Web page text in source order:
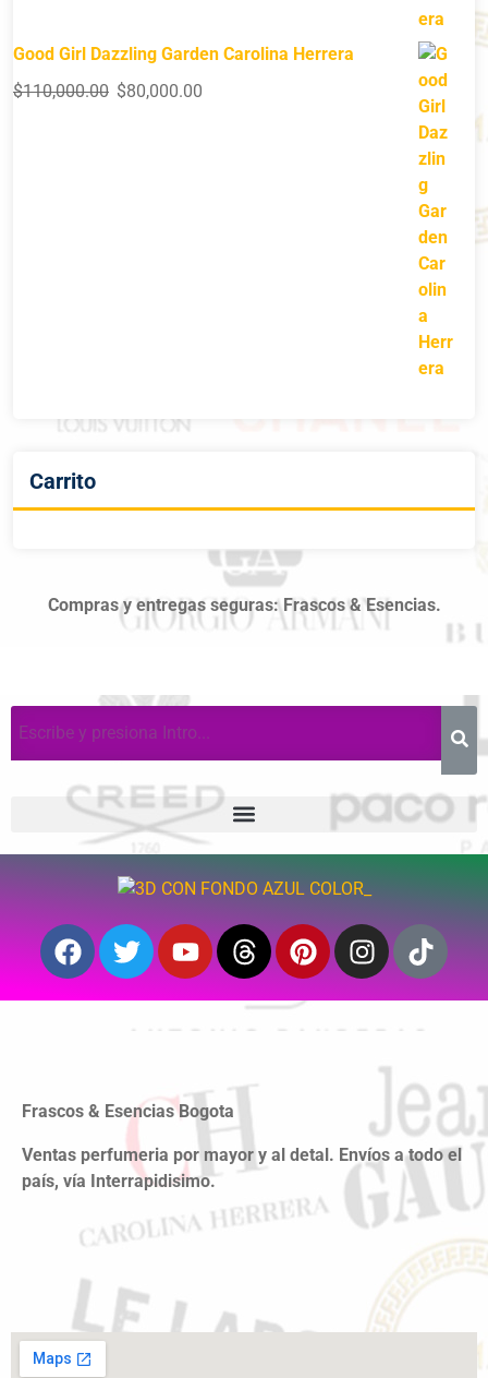
Good Girl Dazzling Garden Carolina Herrera
$110,000.00 $80,000.00
Carrito
Compras y entregas seguras: Frascos & Esencias.
Frascos & Esencias Bogota
Ventas perfumeria por mayor y al detal. Envíos a todo el
país, vía Interrapidisimo.